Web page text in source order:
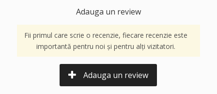
Adauga un review
Fii primul care scrie o recenzie, fiecare recenzie este
importantă pentru noi și pentru alți vizitatori.
Adauga un review